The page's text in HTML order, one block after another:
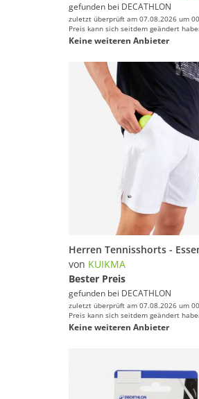
gefunden bei DECATHLON
zuletzt überprüft am 07.08.2026 um
Preis kann sich seitdem geändert
Keine weiteren Anbieter
von KUIKMA
Bester Preis
gefunden bei DECATHLON
zuletzt überprüft am 07.08.2026 um
Preis kann sich seitdem geändert
Keine weiteren Anbieter